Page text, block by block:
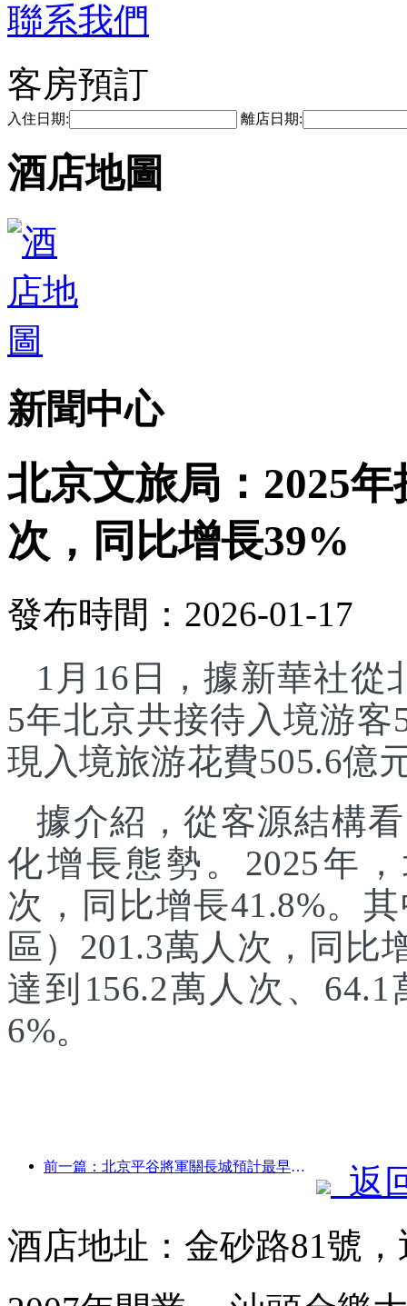
聯系我們
客房預訂
入住日期: 離店日期:
酒店地圖
新聞中心
北京文旅局：2025
次，同比增長39%
發布時間：2026-01-17
1月16日，據新華社從
5年北京共接待入境游客
現入境旅游花費505.6億
據介紹，從客源結構
化增長態勢。2025年
次，同比增長41.8%。
區）201.3萬人次，同比
達到156.2萬人次、
6%。
前一篇：北京平谷將軍關長城預計最早于2026年底開門迎客
返
酒店地址：金砂路81號